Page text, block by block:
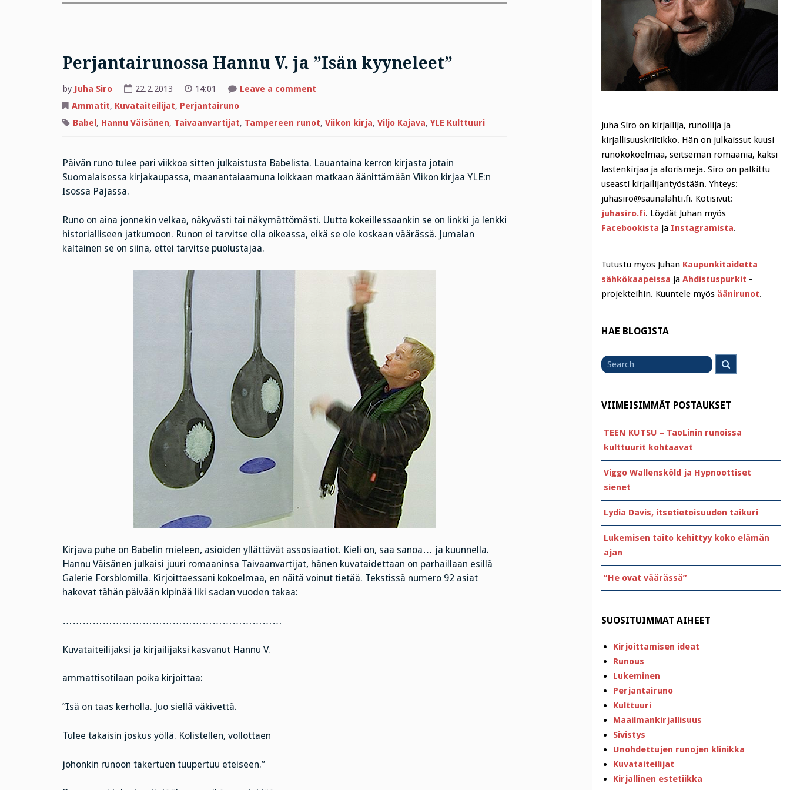
Perjantairunossa Hannu V. ja ”Isän kyyneleet”
by Juha Siro 22.2.2013 14:01 Leave a commenton
ja
”Isän
Ammatit, Kuvataiteilijat, Perjantairuno
Babel, Hannu Väisänen, Taivaanvartijat, Tampereen runot, Viikon kirja, Viljo Kajava, YLE Kulttuuri
Päivän runo tulee pari viikkoa sitten julkaistusta Babelista. Lauantaina kerron kirjasta jotain
Suomalaisessa kirjakaupassa, maanantaiaamuna loikkaan matkaan äänittämään Viikon kirjaa YLE:n
Isossa Pajassa.
Runo on aina jonnekin velkaa, näkyvästi tai näkymättömästi. Uutta kokeillessaankin se on linkki ja lenkki
historialliseen jatkumoon. Runon ei tarvitse olla oikeassa, eikä se ole koskaan väärässä. Jumalan
kaltainen se on siinä, ettei tarvitse puolustajaa.
Kirjava puhe on Babelin mieleen, asioiden yllättävät assosiaatiot. Kieli on, saa sanoa… ja kuunnella.
Hannu Väisänen julkaisi juuri romaaninsa Taivaanvartijat, hänen kuvataidettaan on parhaillaan esillä
Galerie Forsblomilla. Kirjoittaessani kokoelmaa, en näitä voinut tietää. Tekstissä numero 92 asiat
hakevat tähän päivään kipinää liki sadan vuoden takaa:
…………………………………………………………
Kuvataiteilijaksi ja kirjailijaksi kasvanut Hannu V.
ammattisotilaan poika kirjoittaa:
”Isä on taas kerholla. Juo siellä väkivettä.
Tulee takaisin joskus yöllä. Kolistellen, vollottaen
johonkin runoon takertuen tuupertuu eteiseen.”
Juha Siro on kirjailija, runoilija ja
kirjallisuuskriitikko. Hän on julkaissut kuusi
runokokoelmaa, seitsemän romaania, kaksi
lastenkirjaa ja aforismeja. Siro on palkittu
useasti kirjailijantyöstään. Yhteys:
juhasiro@saunalahti.fi. Kotisivut:
juhasiro.fi. Löydät Juhan myös
Facebookista ja Instagramista.
Tutustu myös Juhan Kaupunkitaidetta
sähkökaapeissa ja Ahdistuspurkit -
projekteihin. Kuuntele myös äänirunot.
HAE BLOGISTA
for
VIIMEISIMMÄT POSTAUKSET
TEEN KUTSU – TaoLinin runoissa
kulttuurit kohtaavat
Viggo Wallensköld ja Hypnoottiset
sienet
Lydia Davis, itsetietoisuuden taikuri
Lukemisen taito kehittyy koko elämän
ajan
”He ovat väärässä”
SUOSITUIMMAT AIHEET
Kirjoittamisen ideat
Runous
Lukeminen
Perjantairuno
Kulttuuri
Maailmankirjallisuus
Sivistys
Unohdettujen runojen klinikka
Kuvataiteilijat
Kirjallinen estetiikka